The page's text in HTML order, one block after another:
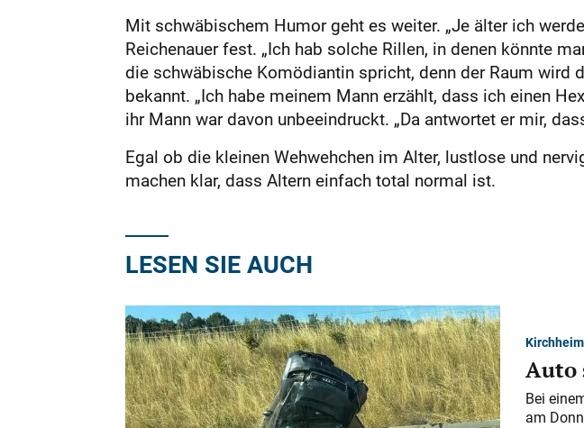
Mit schwäbischem Humor geht es weiter. „Je älter ich
Reichenauer fest. „Ich hab solche Rillen, in denen könnte
die schwäbische Komödiantin spricht, denn der Raum wird
bekannt. „Ich habe meinem Mann erzählt, dass ich einen
ihr Mann war davon unbeeindruckt. „Da antwortet er mir,
Egal ob die kleinen Wehwehchen im Alter, lustlose und
machen klar, dass Altern einfach total normal ist.
LESEN SIE AUCH
Kirchheim
Auto
Bei
am